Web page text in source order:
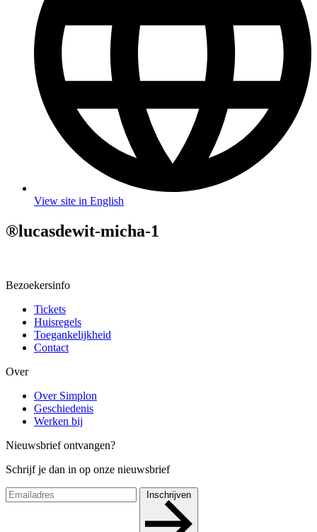
View site in English
®lucasdewit-micha-1
Bezoekersinfo
Tickets
Huisregels
Toegankelijkheid
Contact
Over
Over Simplon
Geschiedenis
Werken bij
Nieuwsbrief ontvangen?
Schrijf je dan in op onze nieuwsbrief
Inschrijven